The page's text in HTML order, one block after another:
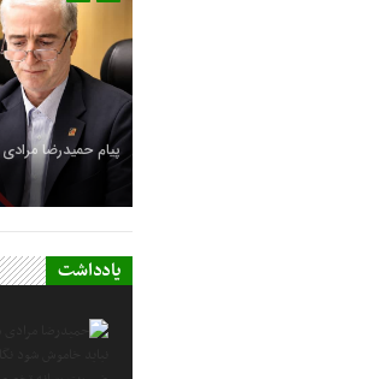
پیام حمیدرضا
یادداشت